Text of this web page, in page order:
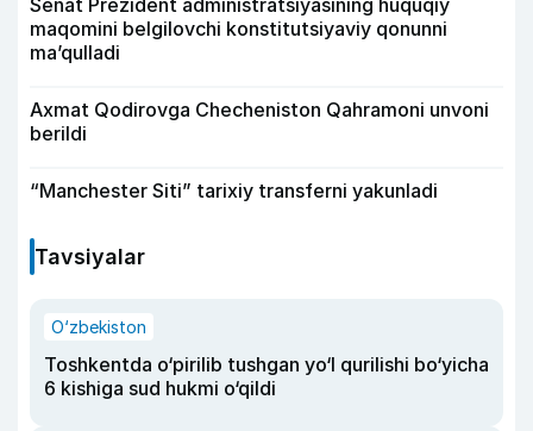
maqomini belgilovchi konstitutsiyaviy qonunni
ma’qulladi
Axmat Qodirovga Checheniston Qahramoni unvoni
berildi
“Manchester Siti” tarixiy transferni yakunladi
Tavsiyalar
O‘zbekiston
Toshkentda o‘pirilib tushgan yo‘l qurilishi bo‘yicha
6 kishiga sud hukmi o‘qildi